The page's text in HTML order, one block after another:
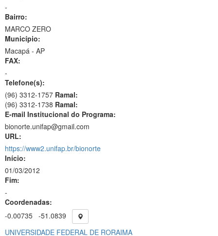
-
Bairro:
MARCO ZERO
Município:
Macapá - AP
FAX:
-
Telefone(s):
(96) 3312-1757 Ramal:
(96) 3312-1738 Ramal:
E-mail Institucional do Programa:
bionorte.unifap@gmail.com
URL:
https://www2.unifap.br/bionorte
Início:
01/03/2012
Fim:
-
Coordenadas:
-0.00735 -51.0839
UNIVERSIDADE FEDERAL DE RORAIMA